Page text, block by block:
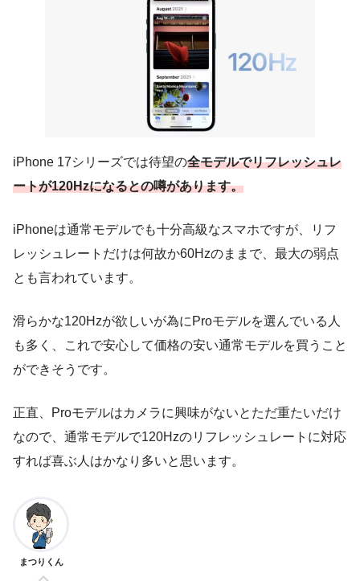
iPhone 17シリーズでは待望の全モデルでリフレッシュレ
ートが120Hzになるとの噂があります。
iPhoneは通常モデルでも十分高級なスマホですが、リフ
レッシュレートだけは何故か60Hzのままで、最大の弱点
とも言われています。
滑らかな120Hzが欲しいが為にProモデルを選んでいる人
も多く、これで安心して価格の安い通常モデルを買うこと
ができそうです。
正直、Proモデルはカメラに興味がないとただ重たいだけ
なので、通常モデルで120Hzのリフレッシュレートに対応
すれば喜ぶ人はかなり多いと思います。
まつりくん